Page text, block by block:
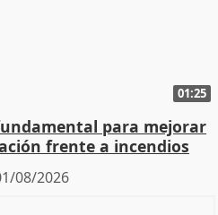
01:25
para mejorar
frente a incendios
08/2026